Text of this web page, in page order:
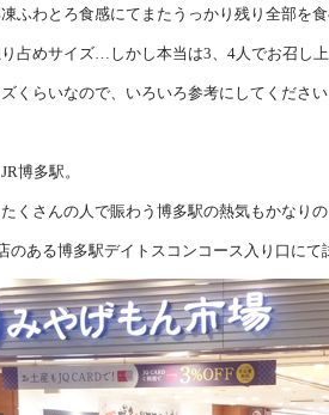
ふわとろ食感にてまたうっかり残り全部を
占めサイズ…しかし本当は3、4人でお召し
くらいなので、いろいろ参考にしてくださ
博多駅。
くさんの人で賑わう博多駅の熱気もかなり
のある博多駅デイトスコンコース入り口にて